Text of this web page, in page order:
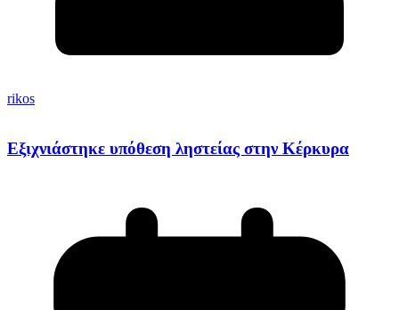
rikos
Εξιχνιάστηκε υπόθεση ληστείας στην Κέρκυρα